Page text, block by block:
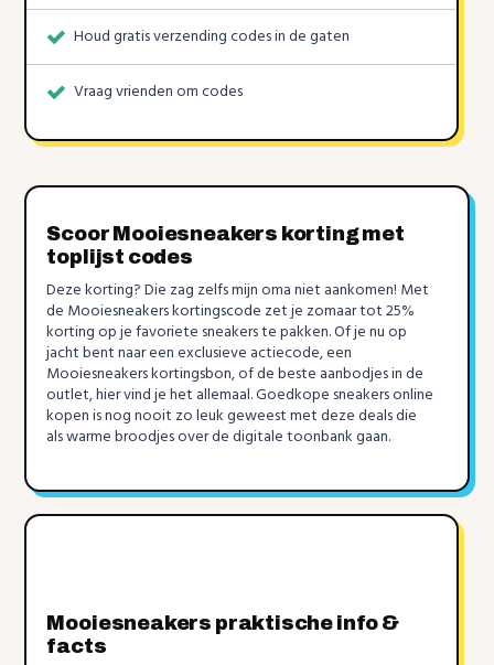
Houd gratis verzending codes in de gaten
Vraag vrienden om codes
Scoor Mooiesneakers korting met
toplijst codes
Deze korting? Die zag zelfs mijn oma niet aankomen! Met
de Mooiesneakers kortingscode zet je zomaar tot 25%
korting op je favoriete sneakers te pakken. Of je nu op
jacht bent naar een exclusieve actiecode, een
Mooiesneakers kortingsbon, of de beste aanbodjes in de
outlet, hier vind je het allemaal. Goedkope sneakers online
kopen is nog nooit zo leuk geweest met deze deals die
als warme broodjes over de digitale toonbank gaan.
Mooiesneakers praktische info &
facts